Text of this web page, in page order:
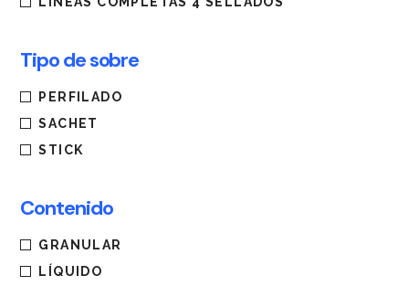
Tipo de sobre
PERFILADO
SACHET
STICK
Contenido
GRANULAR
LÍQUIDO